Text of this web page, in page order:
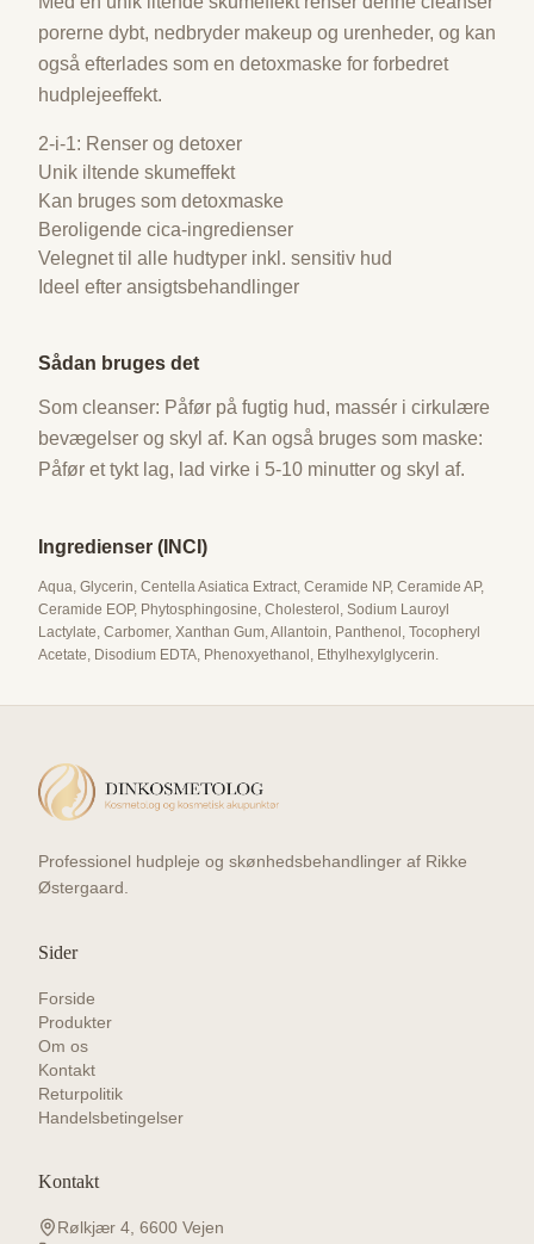
porerne dybt, nedbryder makeup og urenheder, og kan
også efterlades som en detoxmaske for forbedret
hudplejeeffekt.
2-i-1: Renser og detoxer
Unik iltende skumeffekt
Kan bruges som detoxmaske
Beroligende cica-ingredienser
Velegnet til alle hudtyper inkl. sensitiv hud
Ideel efter ansigtsbehandlinger
Sådan bruges det
Som cleanser: Påfør på fugtig hud, massér i cirkulære
bevægelser og skyl af. Kan også bruges som maske:
Påfør et tykt lag, lad virke i 5-10 minutter og skyl af.
Ingredienser (INCI)
Aqua, Glycerin, Centella Asiatica Extract, Ceramide NP, Ceramide AP,
Ceramide EOP, Phytosphingosine, Cholesterol, Sodium Lauroyl
Lactylate, Carbomer, Xanthan Gum, Allantoin, Panthenol, Tocopheryl
Acetate, Disodium EDTA, Phenoxyethanol, Ethylhexylglycerin.
Professionel hudpleje og skønhedsbehandlinger af Rikke
Østergaard.
Sider
Forside
Produkter
Om os
Kontakt
Returpolitik
Handelsbetingelser
Kontakt
Rølkjær 4, 6600 Vejen